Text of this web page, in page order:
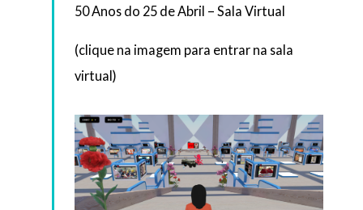
50 Anos do 25 de Abril – Sala Virtual
(clique na imagem para entrar na sala
virtual)